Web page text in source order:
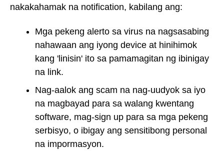
nakakahamak na notification, kabilang ang:
Mga pekeng alerto sa virus na nagsasabing
nahawaan ang iyong device at hinihimok
kang 'linisin' ito sa pamamagitan ng ibinigay
na link.
Nag-aalok ang scam na nag-uudyok sa iyo
na magbayad para sa walang kwentang
software, mag-sign up para sa mga pekeng
serbisyo, o ibigay ang sensitibong personal
na impormasyon.